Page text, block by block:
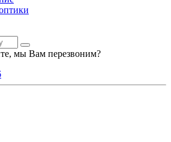
мы Вам перезвоним?